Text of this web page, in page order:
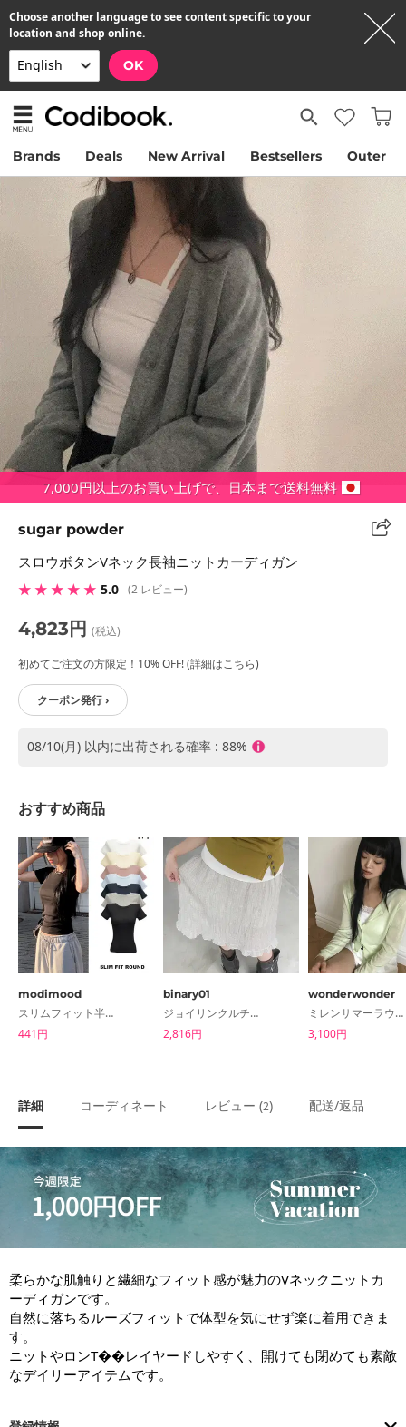
Choose another language to see content specific to your
location and shop online.
OK
Brands Deals New Arrival Bestsellers Outer
7,000円以上のお買い上げで、日本まで送料無料
sugar powder
スロウボタンVネック長袖ニットカーディガン
★ ★ ★ ★ ★ 5.0 (2 レビュー)
4,823円 (税込)
初めてご注文の方限定！10% OFF! (詳細はこちら)
クーポン発行 ›
08/10(月) 以内に出荷される確率 : 88%
おすすめ商品
modimood
スリムフィット半袖ラウンドTシャツ - 7color
441円
binary01
ジョイリンクルチェックスカート
2,816円
wonderwonder
ミレンサマーラウンドカーディガン
3,100円
詳細 コーディネート レビュー (2) 配送/返品
柔らかな肌触りと繊細なフィット感が魅力のVネックニットカ
ーディガンです。
自然に落ちるルーズフィットで体型を気にせず楽に着用できま
す。
ニットやロンT��レイヤードしやすく、開けても閉めても素敵
なデイリーアイテムです。